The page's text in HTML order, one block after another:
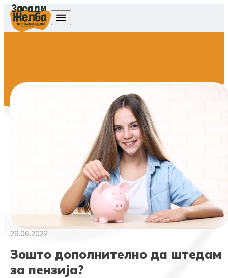
Skip to content
29.06.2022
Зошто дополнително да штедам
за пензија?